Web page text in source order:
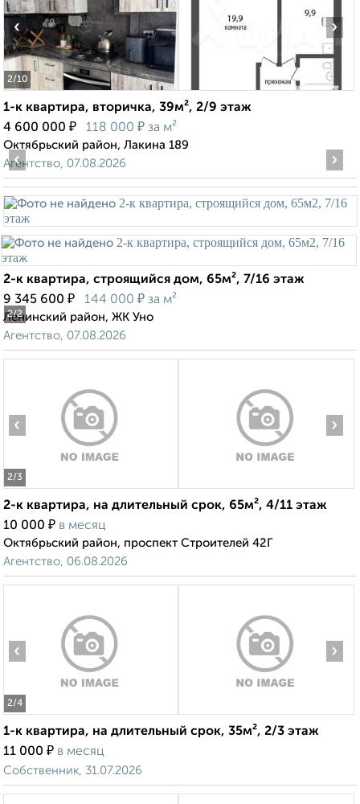
2/10
‹ ›
1-к квартира, вторичка, 39м², 2/9 этаж
4 600 000 ₽ 118 000 ₽ за м²
Октябрьский район, Лакина 189
Агентство, 07.08.2026
2/2
‹ ›
2-к квартира, строящийся дом, 65м², 7/16 этаж
9 345 600 ₽ 144 000 ₽ за м²
Ленинский район, ЖК Уно
Агентство, 07.08.2026
2/3
‹ ›
2-к квартира, на длительный срок, 65м², 4/11 этаж
10 000 ₽ в месяц
Октябрьский район, проспект Строителей 42Г
Агентство, 06.08.2026
2/4
‹ ›
1-к квартира, на длительный срок, 35м², 2/3 этаж
11 000 ₽ в месяц
Собственник, 31.07.2026